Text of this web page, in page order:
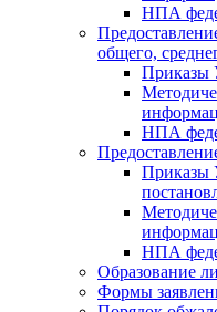
НПА
общего,
Приказы
НПА
Приказы
НПА
Образование
Формы